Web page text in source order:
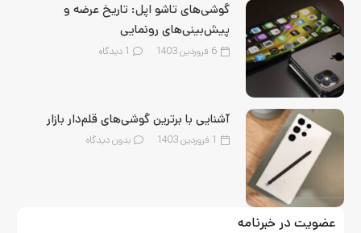
گوشی‌های تاشو اپل: تاریخ عرضه و
پیش‌بینی‌های رونمایی
6 فروردین 1403 1 دیدگاه
آشنایی با برترین گوشی‌های قلم‌‌دار بازار
1 فروردین 1403 بدون دیدگاه
عضویت در خبرنامه